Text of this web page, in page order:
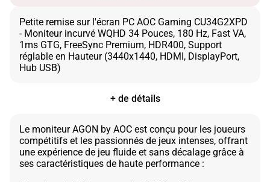
Petite remise sur l'écran PC AOC Gaming CU34G2XPD
- Moniteur incurvé WQHD 34 Pouces, 180 Hz, Fast VA,
1ms GTG, FreeSync Premium, HDR400, Support
réglable en Hauteur (3440x1440, HDMI, DisplayPort,
+ de détails
Le moniteur AGON by AOC est conçu pour les joueurs
compétitifs et les passionnés de jeux intenses, offrant
une expérience de jeu fluide et sans décalage grâce à
ses caractéristiques de haute performance :